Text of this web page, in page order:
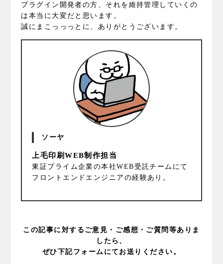
プラグイン開発者の方、それを維持管理していくの
は本当に大変だと思います。
誠にまこっっっとに、ありがとうございます。
ソーヤ
上毛印刷WEB制作担当
東証プライム企業の本社WEB受託チームにて
フロントエンドエンジニアの経験あり。
この記事に対するご意見・ご感想・ご質問等ありま
したら、
ぜひ下記フォームにてお送りください。